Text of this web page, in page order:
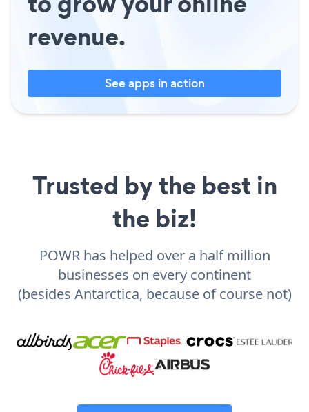
revenue.
See apps in action
Trusted by the best in
the biz!
POWR has helped over a half million
businesses on every continent
(besides Antarctica, because of course not)